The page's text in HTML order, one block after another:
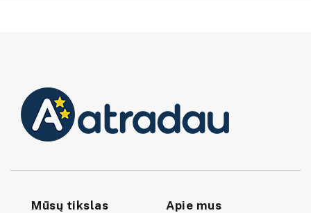
Mūsų tikslas Apie mus